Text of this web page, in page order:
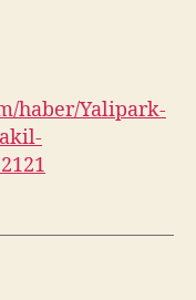
haber/Yalipark-